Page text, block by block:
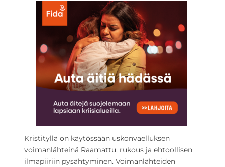
Kristityllä on käytössään uskonvaelluksen
voimanlähteinä Raamattu, rukous ja ehtoollisen
ilmapiiriin pysähtyminen. Voimanlähteiden